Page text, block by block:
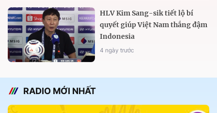
HLV Kim Sang-sik tiết lộ bí
quyết giúp Việt Nam thắng đậm
Indonesia
4 ngày trước
RADIO MỚI NHẤT